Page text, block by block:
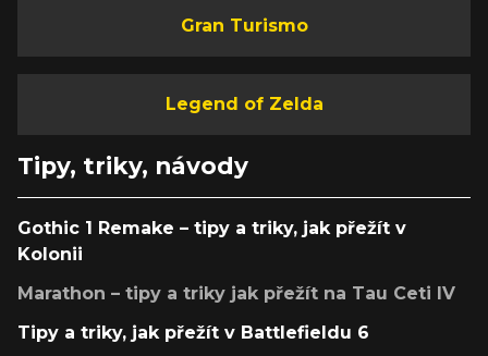
Gran Turismo
Legend of Zelda
Tipy, triky, návody
Gothic 1 Remake – tipy a triky, jak přežít v
Kolonii
Marathon – tipy a triky jak přežít na Tau Ceti IV
Tipy a triky, jak přežít v Battlefieldu 6